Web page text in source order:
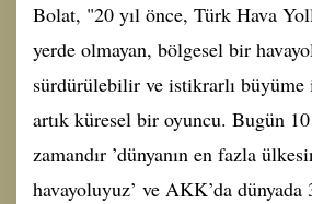
Bolat, "20 yıl önce, Türk Hava
yerde olmayan, bölgesel bir
sürdürülebilir ve istikrarlı
artık küresel bir oyuncu. Bugün
zamandır ’dünyanın en fazla
havayoluyuz’ ve AKK’da dünyada